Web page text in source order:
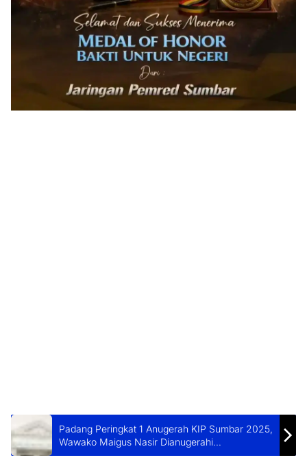
Padang Peringkat 1 Anugerah KIP Sumbar 2025,
Wawako Maigus Nasir Dianugerahi
Achievement Motivation Person